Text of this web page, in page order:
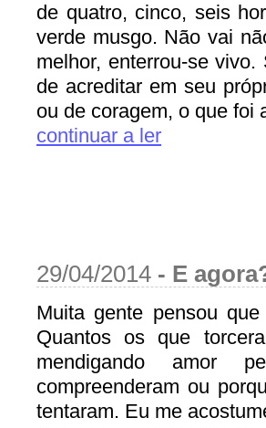
de quatro, cinco, seis
verde musgo. Não vai
melhor, enterrou-se
de acreditar em seu
ou de coragem, o que foi
continuar a ler
29/04/2014 - E
Muita gente pensou
Quantos os que
mendigando amor
compreenderam ou
tentaram. Eu me